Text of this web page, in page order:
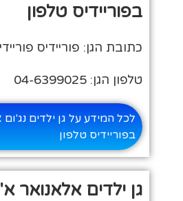
בפוריידיס טלפון
כתובת הגן: פוריידיס
טלפון הגן: 04-6399025
לכל המידע על גן ילדים
בפוריידיס טלפון
גן ילדים אלאנואר